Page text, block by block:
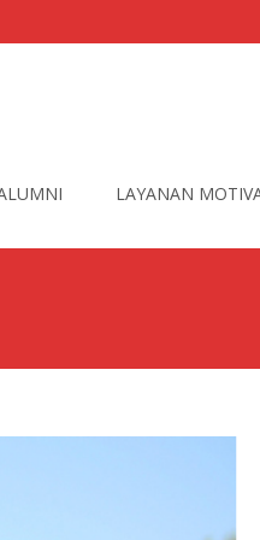
LAYANAN